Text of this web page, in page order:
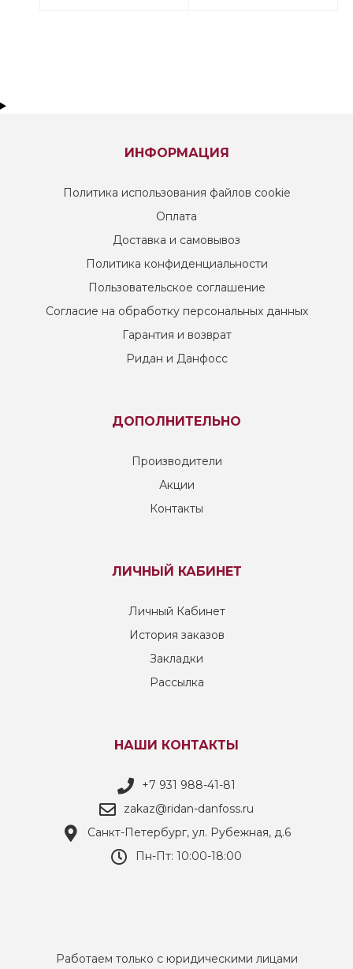
ИНФОРМАЦИЯ
Политика использования файлов cookie
Оплата
Доставка и самовывоз
Политика конфиденциальности
Пользовательское соглашение
Согласие на обработку персональных данных
Гарантия и возврат
Ридан и Данфосс
ДОПОЛНИТЕЛЬНО
Производители
Акции
Контакты
ЛИЧНЫЙ КАБИНЕТ
Личный Кабинет
История заказов
Закладки
Рассылка
НАШИ КОНТАКТЫ
+7 931 988-41-81
zakaz@ridan-danfoss.ru
Санкт-Петербург, ул. Рубежная, д.6
Пн-Пт: 10:00-18:00
Работаем только с юридическими лицами